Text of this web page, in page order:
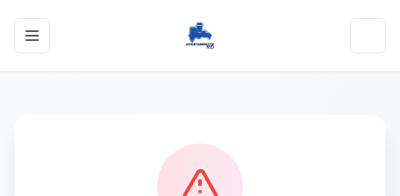
Toggle navigation menu